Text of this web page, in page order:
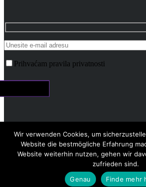
Wir verwenden Cookies, um
Website die bestmögliche Erfahrung
Website weiterhin nutzen, gehen wir
zufrieden sind.
Genau
Finde mehr
Prihvaćam pravila privatnosti